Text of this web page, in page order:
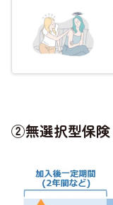
②無選択型保険